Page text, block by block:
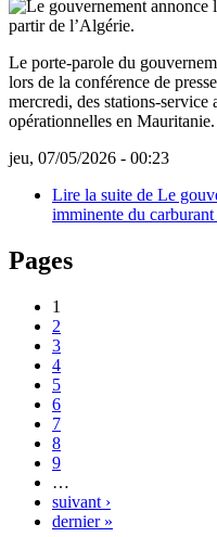
Le porte-parole du
lors de la conférence de
mercredi, des stations-service
opérationnelles en Mauritanie.
jeu, 07/05/2026 - 00:23
Lire la suite de Le
imminente du
Pages
1
2
3
4
5
6
7
8
9
…
suivant ›
dernier »